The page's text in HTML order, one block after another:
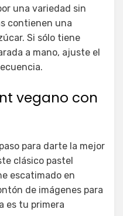
una variedad sin
contienen una
Si sólo tiene
a mano, ajuste el
vegano con
para darte la mejor
clásico pastel
escatimado en
de imágenes para
es tu primera